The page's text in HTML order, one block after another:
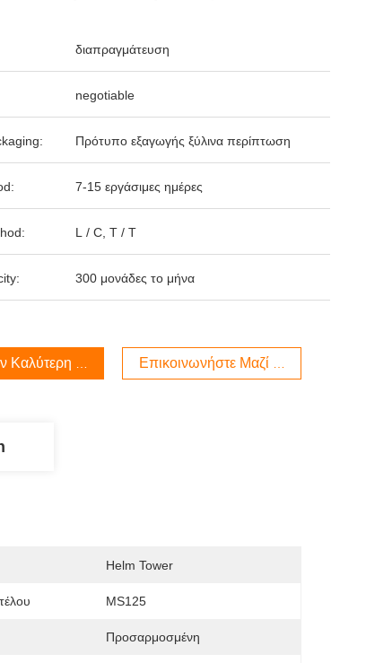
διαπραγμάτευση
negotiable
Πρότυπο εξαγωγής ξύλινα περίπτωση
7-15 εργάσιμες ημέρες
L / C, T / T
300 μονάδες το μήνα
Καλύτερη Τιμή Επικοινωνήστε Μαζί Μας
Helm Tower
MS125
Προσαρμοσμένη